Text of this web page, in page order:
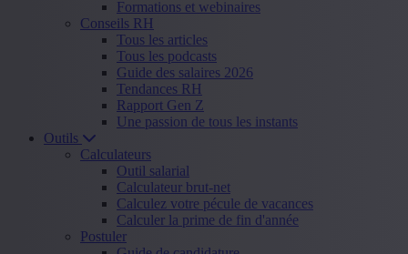
Formations et webinaires
Conseils RH
Tous les articles
Tous les podcasts
Guide des salaires 2026
Tendances RH
Rapport Gen Z
Une passion de tous les instants
Outils
Calculateurs
Outil salarial
Calculateur brut-net
Calculez votre pécule de vacances
Calculer la prime de fin d'année
Postuler